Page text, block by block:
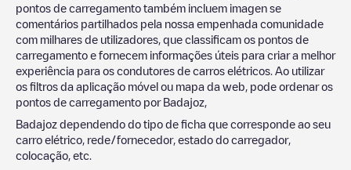
pontos de carregamento também incluem imagen se
comentários partilhados pela nossa empenhada comunidade
com milhares de utilizadores, que classificam os pontos de
carregamento e fornecem informações úteis para criar a melhor
experiência para os condutores de carros elétricos. Ao utilizar
os filtros da aplicação móvel ou mapa da web, pode ordenar os
pontos de carregamento por Badajoz
Badajoz dependendo do tipo de ficha que corresponde ao seu
carro elétrico, rede/fornecedor, estado do carregador,
colocação, etc.